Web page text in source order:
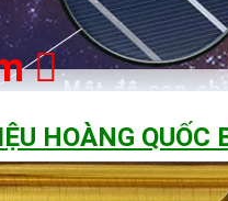
HOÀNG QUỐC